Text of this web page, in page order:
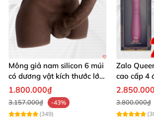
Mông giả nam silicon 6 múi
có dương vật kích thước lớn
cực thật
1.800.000₫
3.157.000₫
-43%
(349)
Zalo
cao cấp 4
nhiệt đa
3.800.000₫